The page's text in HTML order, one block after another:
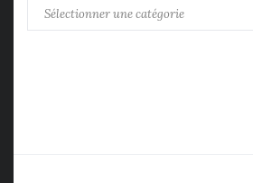
Catégories